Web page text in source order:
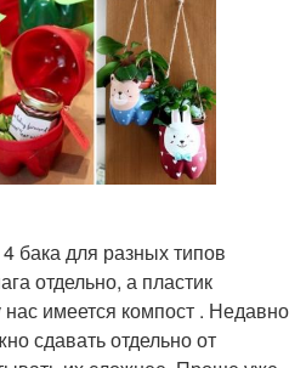
бака для разных типов
отдельно, а пластик
нас имеется компост . Недавно
сдавать отдельно от